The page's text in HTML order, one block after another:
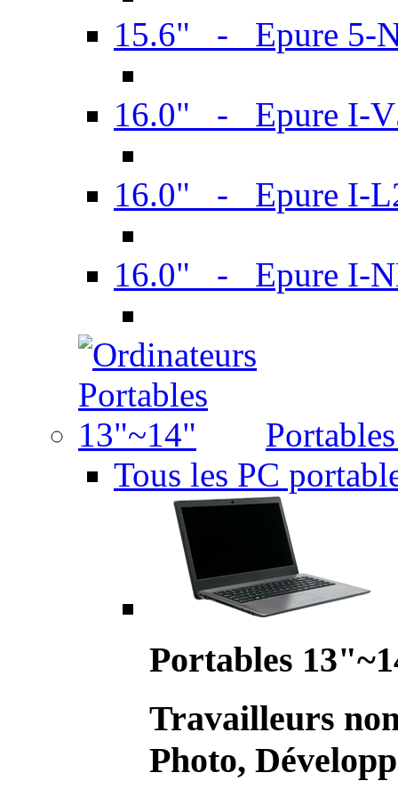
15.6" - Epure 5-
16.0" - Epure I-
16.0" - Epure I-
16.0" - Epure I-
Tous les PC
Portables
Travailleurs
Photo,